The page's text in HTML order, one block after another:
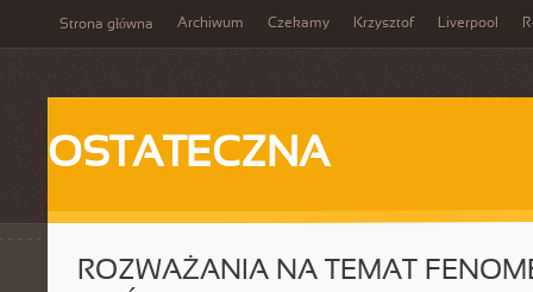
Strona główna Archiwum Czekamy Krzysztof Liverpool
OSTATECZNA
ROZWAŻANIA NA TEMAT